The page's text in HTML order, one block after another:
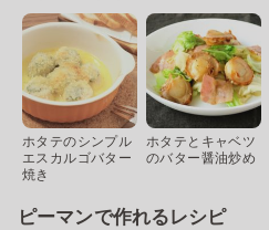
ホタテのシンプル
エスカルゴバター
焼き
ホタテとキャベツ
のバター醤油炒め
ピーマンで作れるレシピ